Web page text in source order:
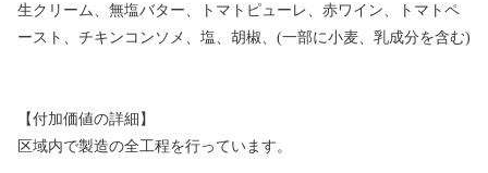
生クリーム、無塩バター、トマトピューレ、赤ワイン、トマトペ
ースト、チキンコンソメ、塩、胡椒、(一部に小麦、乳成分を含む)
【付加価値の詳細】
区域内で製造の全工程を行っています。